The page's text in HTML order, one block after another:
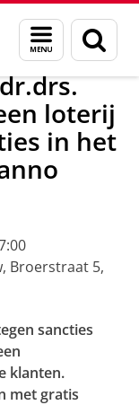
Menu
en
zoeken
Oraties
loterij
in het
Broerstraat 5,
sancties
klanten.
met gratis